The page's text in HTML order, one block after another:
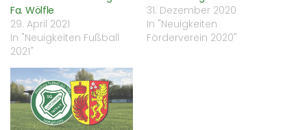
Fa. Wölfle
29. April 2021
In "Neuigkeiten Fußball
2021"
31. Dezember 2020
In "Neuigkeiten
Förderverein 2020"